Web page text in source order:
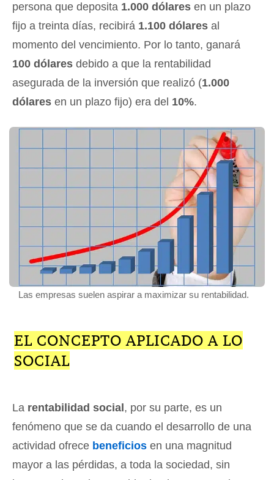
persona que deposita 1.000 dólares en un plazo
fijo a treinta días, recibirá 1.100 dólares al
momento del vencimiento. Por lo tanto, ganará
100 dólares debido a que la rentabilidad
asegurada de la inversión que realizó (1.000
dólares en un plazo fijo) era del 10%.
Las empresas suelen aspirar a maximizar su rentabilidad.
EL CONCEPTO APLICADO A LO
SOCIAL
La rentabilidad social , por su parte, es un
fenómeno que se da cuando el desarrollo de una
actividad ofrece beneficios en una magnitud
mayor a las pérdidas, a toda la sociedad, sin